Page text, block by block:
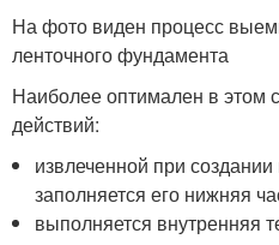
На фото виден процесс
ленточного фундамента
Наиболее оптимален в этом
действий:
извлеченной при
заполняется его нижняя
выполняется внутренняя